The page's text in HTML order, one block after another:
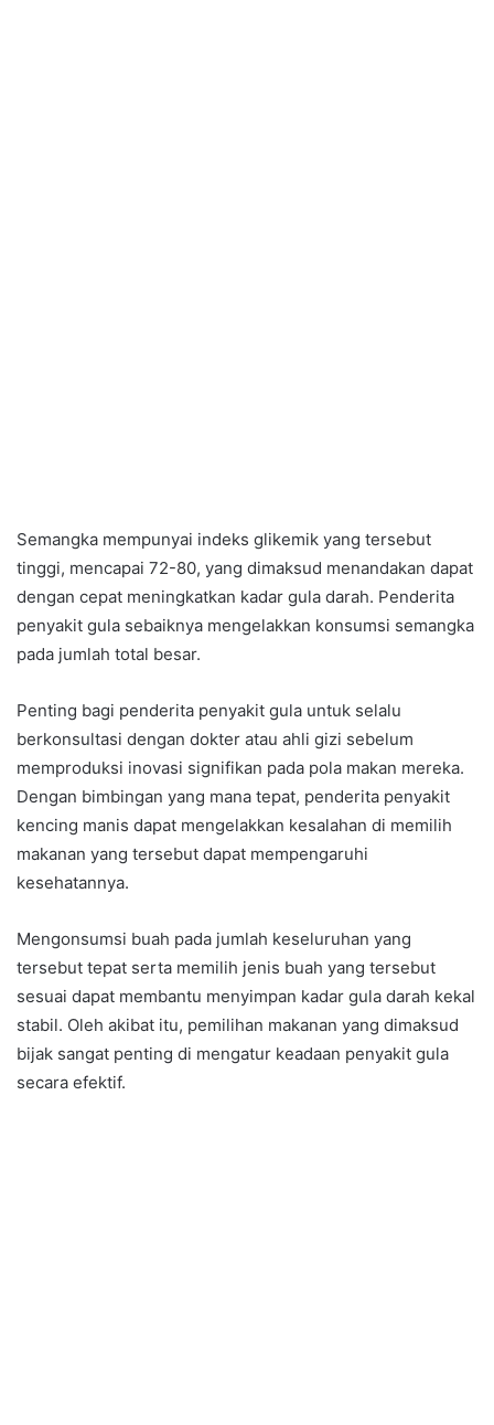
Semangka mempunyai indeks glikemik yang tersebut
tinggi, mencapai 72-80, yang dimaksud menandakan dapat
dengan cepat meningkatkan kadar gula darah. Penderita
penyakit gula sebaiknya mengelakkan konsumsi semangka
pada jumlah total besar.
Penting bagi penderita penyakit gula untuk selalu
berkonsultasi dengan dokter atau ahli gizi sebelum
memproduksi inovasi signifikan pada pola makan mereka.
Dengan bimbingan yang mana tepat, penderita penyakit
kencing manis dapat mengelakkan kesalahan di memilih
makanan yang tersebut dapat mempengaruhi
kesehatannya.
Mengonsumsi buah pada jumlah keseluruhan yang
tersebut tepat serta memilih jenis buah yang tersebut
sesuai dapat membantu menyimpan kadar gula darah kekal
stabil. Oleh akibat itu, pemilihan makanan yang dimaksud
bijak sangat penting di mengatur keadaan penyakit gula
secara efektif.